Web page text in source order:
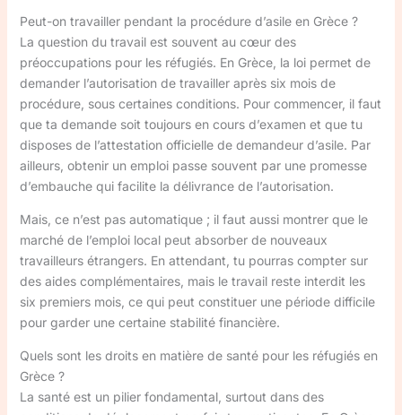
Peut-on travailler pendant la procédure d’asile en Grèce ?
La question du travail est souvent au cœur des
préoccupations pour les réfugiés. En Grèce, la loi permet de
demander l’autorisation de travailler après six mois de
procédure, sous certaines conditions. Pour commencer, il faut
que ta demande soit toujours en cours d’examen et que tu
disposes de l’attestation officielle de demandeur d’asile. Par
ailleurs, obtenir un emploi passe souvent par une promesse
d’embauche qui facilite la délivrance de l’autorisation.
Mais, ce n’est pas automatique ; il faut aussi montrer que le
marché de l’emploi local peut absorber de nouveaux
travailleurs étrangers. En attendant, tu pourras compter sur
des aides complémentaires, mais le travail reste interdit les
six premiers mois, ce qui peut constituer une période difficile
pour garder une certaine stabilité financière.
Quels sont les droits en matière de santé pour les réfugiés en
Grèce ?
La santé est un pilier fondamental, surtout dans des